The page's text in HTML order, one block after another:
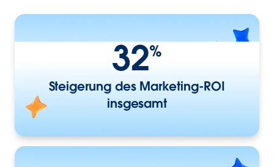
32%
Steigerung des Marketing-ROI
insgesamt